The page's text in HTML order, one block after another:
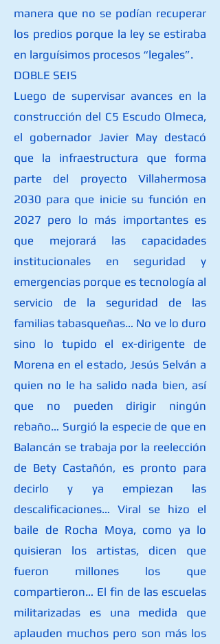
manera que no se podían recuperar
los predios porque la ley se estiraba
en larguísimos procesos “legales”.
DOBLE SEIS
Luego de supervisar avances en la
construcción del C5 Escudo Olmeca,
el gobernador Javier May destacó
que la infraestructura que forma
parte del proyecto Villahermosa
2030 para que inicie su función en
2027 pero lo más importantes es
que mejorará las capacidades
institucionales en seguridad y
emergencias porque es tecnología al
servicio de la seguridad de las
familias tabasqueñas… No ve lo duro
sino lo tupido el ex-dirigente de
Morena en el estado, Jesús Selván a
quien no le ha salido nada bien, así
que no pueden dirigir ningún
rebaño… Surgió la especie de que en
Balancán se trabaja por la reelección
de Bety Castañón, es pronto para
decirlo y ya empiezan las
descalificaciones… Viral se hizo el
baile de Rocha Moya, como ya lo
quisieran los artistas, dicen que
fueron millones los que
compartieron… El fin de las escuelas
militarizadas es una medida que
aplauden muchos pero son más los